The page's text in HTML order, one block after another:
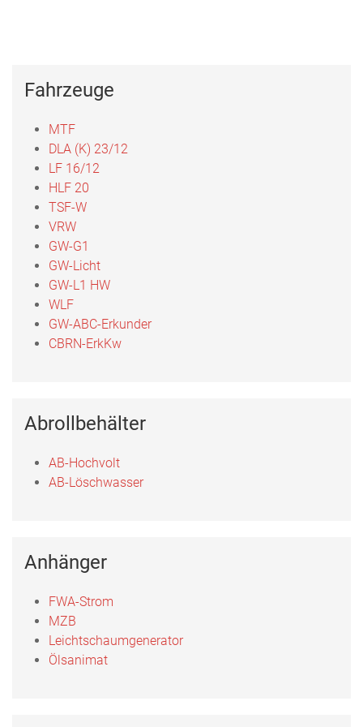
Fahrzeuge
MTF
DLA (K) 23/12
LF 16/12
HLF 20
TSF-W
VRW
GW-G1
GW-Licht
GW-L1 HW
WLF
GW-ABC-Erkunder
CBRN-ErkKw
Abrollbehälter
AB-Hochvolt
AB-Löschwasser
Anhänger
FWA-Strom
MZB
Leichtschaumgenerator
Ölsanimat